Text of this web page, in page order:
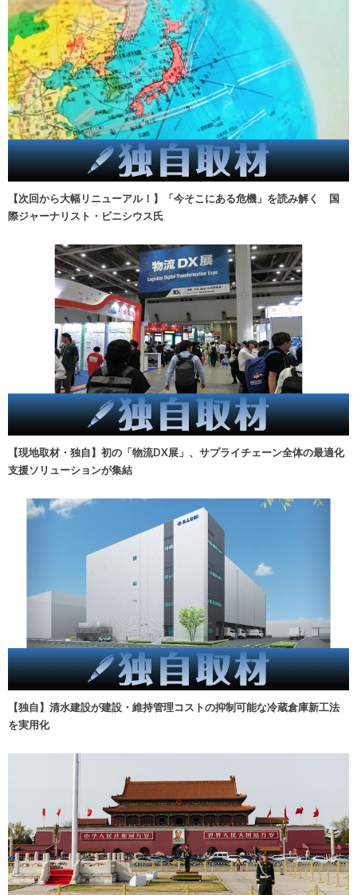
【次回から大幅リニューアル！】「今そこにある危機」を読み解く 国
際ジャーナリスト・ビニシウス氏
【現地取材・独自】初の「物流DX展」、サプライチェーン全体の最適化
支援ソリューションが集結
【独自】清水建設が建設・維持管理コストの抑制可能な冷蔵倉庫新工法
を実用化